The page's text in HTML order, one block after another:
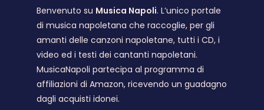
Benvenuto su Musica Napoli. L’unico portale
di musica napoletana che raccoglie, per gli
amanti delle canzoni napoletane, tutti i CD, i
video ed i testi dei cantanti napoletani.
MusicaNapoli partecipa al programma di
affiliazioni di Amazon, ricevendo un guadagno
dagli acquisti idonei.